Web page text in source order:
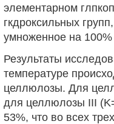
элементарном
гкдроксильных
умноженное на
Результаты
температуре
целлюлозы. Для
для целлюлозы III
53%, что во всех